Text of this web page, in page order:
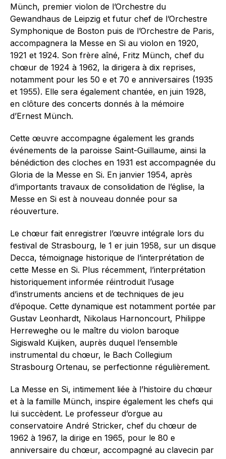
Münch, premier violon de l’Orchestre du
Gewandhaus de Leipzig et futur chef de l’Orchestre
Symphonique de Boston puis de l’Orchestre de Paris,
accompagnera la Messe en Si au violon en 1920,
1921 et 1924. Son frère aîné, Fritz Münch, chef du
chœur de 1924 à 1962, la dirigera à dix reprises,
notamment pour les 50 e et 70 e anniversaires (1935
et 1955). Elle sera également chantée, en juin 1928,
en clôture des concerts donnés à la mémoire
d’Ernest Münch.
Cette œuvre accompagne également les grands
événements de la paroisse Saint-Guillaume, ainsi la
bénédiction des cloches en 1931 est accompagnée du
Gloria de la Messe en Si. En janvier 1954, après
d’importants travaux de consolidation de l’église, la
Messe en Si est à nouveau donnée pour sa
réouverture.
Le chœur fait enregistrer l’œuvre intégrale lors du
festival de Strasbourg, le 1 er juin 1958, sur un disque
Decca, témoignage historique de l’interprétation de
cette Messe en Si. Plus récemment, l’interprétation
historiquement informée réintroduit l’usage
d’instruments anciens et de techniques de jeu
d’époque. Cette dynamique est notamment portée par
Gustav Leonhardt, Nikolaus Harnoncourt, Philippe
Herreweghe ou le maître du violon baroque
Sigiswald Kuijken, auprès duquel l’ensemble
instrumental du chœur, le Bach Collegium
Strasbourg Ortenau, se perfectionne régulièrement.
La Messe en Si, intimement liée à l’histoire du chœur
et à la famille Münch, inspire également les chefs qui
lui succèdent. Le professeur d’orgue au
conservatoire André Stricker, chef du chœur de
1962 à 1967, la dirige en 1965, pour le 80 e
anniversaire du chœur, accompagné au clavecin par